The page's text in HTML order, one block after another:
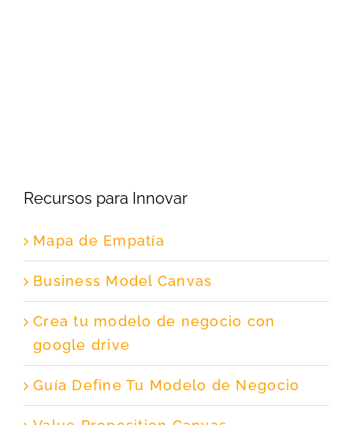
Recursos para Innovar
Mapa de Empatía
Business Model Canvas
Crea tu modelo de negocio con
google drive
Guía Define Tu Modelo de Negocio